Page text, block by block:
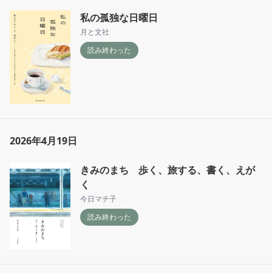
私の孤独な日曜日
月と文社
読み終わった
2026年4月19日
きみのまち 歩く、旅する、書く、えが
く
今日マチ子
読み終わった